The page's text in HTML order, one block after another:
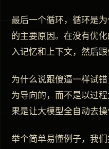
最后一个循环，循环是
的主要原因。在没有优
入记忆和上下文，然后跟
为什么说跟傻逼一样试
为导向的，而不是以过
果是让大模型全自动去
举个简单易懂例子，我